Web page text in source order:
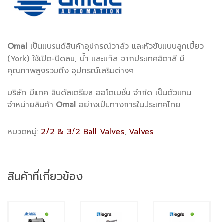
Omal เป็นแบรนด์สินค้าอุปกรณ์วาล์ว และหัวขับแบบลูกเบี้ยว
(York) ใช้เปิด-ปิดลม, น้ำ และแก๊ส จากประเทศอิตาลี มี
คุณภาพสูงรวมถึง อุปกรณ์เสริมต่างๆ
บริษัท บีแทค อินดัสเตรียล ออโตเมชั่น จำกัด เป็นตัวแทน
จำหน่ายสินค้า Omal อย่างเป็นทางการในประเทศไทย
หมวดหมู่: 2/2 & 3/2 Ball Valves, Valves
สินค้าที่เกี่ยวข้อง